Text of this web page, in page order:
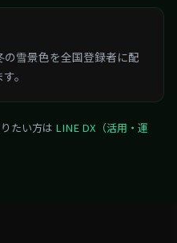
雪景色を全国登録者に配
。
たい方は LINE DX（活用・運